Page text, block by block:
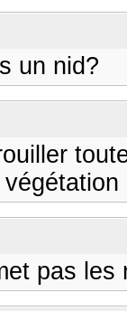
un nid?
pas les